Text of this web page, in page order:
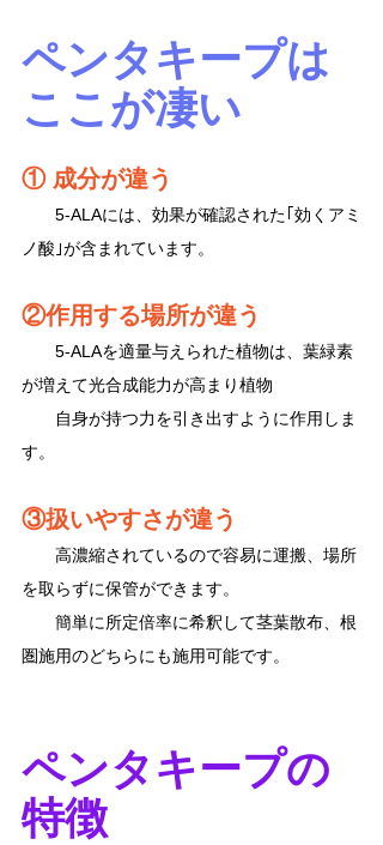
ペンタキープは
ここが凄い
① 成分が違う
5-ALAには、効果が確認された｢効くアミ
ノ酸｣が含まれています。
②作用する場所が違う
5-ALAを適量与えられた植物は、葉緑素
が増えて光合成能力が高まり植物
自身が持つ力を引き出すように作用しま
す。
③扱いやすさが違う
高濃縮されているので容易に運搬、場所
を取らずに保管ができます。
簡単に所定倍率に希釈して茎葉散布、根
圏施用のどちらにも施用可能です。
ペンタキープの
特徴